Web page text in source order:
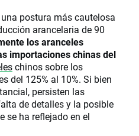
postura más cautelosa
arancelaria de 90
los aranceles
importaciones chinas del
chinos sobre los
del 125% al ​​10%. Si bien
persisten las
de detalles y la posible
se ha reflejado en el